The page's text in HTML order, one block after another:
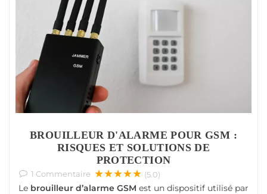
BROUILLEUR D'ALARME POUR GSM :
RISQUES ET SOLUTIONS DE
PROTECTION
1 Commentaire ★★★★★ (5.0)
Le brouilleur d’alarme GSM est un dispositif utilisé par